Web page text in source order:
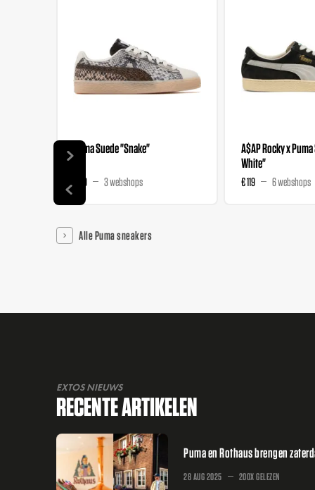
Puma Suede "Snake"
€ 99 3 webshops
A$AP Rocky x
White"
€ 119 6 webshops
Alle Puma sneakers
EXTOS NIEUWS
RECENTE ARTIKELEN
Puma en Rothaus brengen
28 AUG 2025 200X GELEZEN